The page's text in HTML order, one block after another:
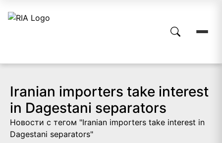
Iranian importers take interest
in Dagestani separators
Новости с тегом "Iranian importers take interest in
Dagestani separators"